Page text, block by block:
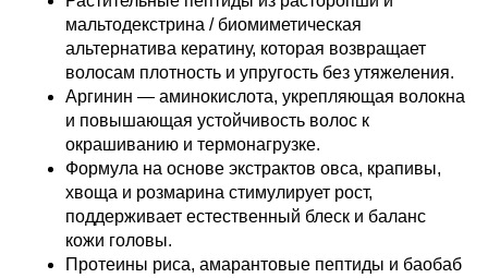
мальтодекстрина / биомиметическая
альтернатива кератину, которая возвращает
волосам плотность и упругость без утяжеления.
Аргинин — аминокислота, укрепляющая волокна
и повышающая устойчивость волос к
окрашиванию и термонагрузке.
Формула на основе экстрактов овса, крапивы,
хвоща и розмарина стимулирует рост,
поддерживает естественный блеск и баланс
кожи головы.
Протеины риса, амарантовые пептиды и баобаб